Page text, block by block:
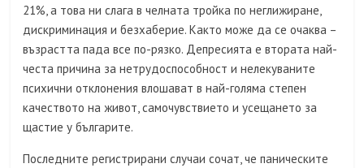
21%, а това ни слага в челната тройка по неглижиране,
дискриминация и безхаберие. Както може да се очаква –
възрастта пада все по-рязко. Депресията е втората най-
честа причина за нетрудоспособност и нелекуваните
психични отклонения влошават в най-голяма степен
качеството на живот, самочувствието и усещането за
щастие у българите.
Последните регистрирани случаи сочат, че паническите